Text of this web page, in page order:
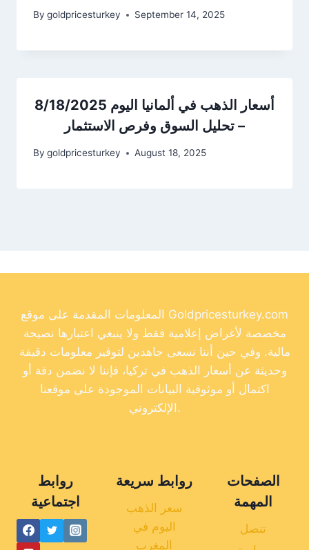
By goldpricesturkey September 14, 2025
أسعار الذهب في ألمانيا اليوم 8/18/2025
– تحليل السوق وفرص الاستثمار
By goldpricesturkey August 18, 2025
المعلومات المقدمة على موقع Goldpricesturkey.com
مخصصة لأغراض إعلامية فقط ولا ينبغي اعتبارها نصيحة
مالية. وفي حين أننا نسعى جاهدين لتوفير معلومات دقيقة
وحديثة عن أسعار الذهب في تركيا، فإننا لا نضمن دقة أو
اكتمال أو موثوقية البيانات الموجودة على موقعنا
الإلكتروني.
روابط
اجتماعية
روابط سريعة
سعر الذهب
اليوم في
المغرب
الصفحات
المهمة
تنصل